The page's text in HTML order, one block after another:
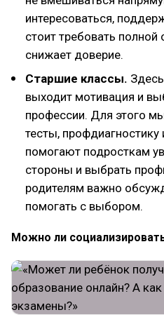
интересоваться,
стоит требовать полной
снижает доверие.
Старшие классы.
выходит мотивация и
профессии. Для этого
тесты,
помогают подросткам
стороны и выбрать
родителям важно
помогать с выбором.
Можно ли